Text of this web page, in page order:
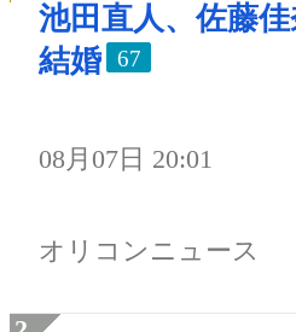
池田直人、佐藤
結婚
67
08月07日 20:01
オリコンニュース